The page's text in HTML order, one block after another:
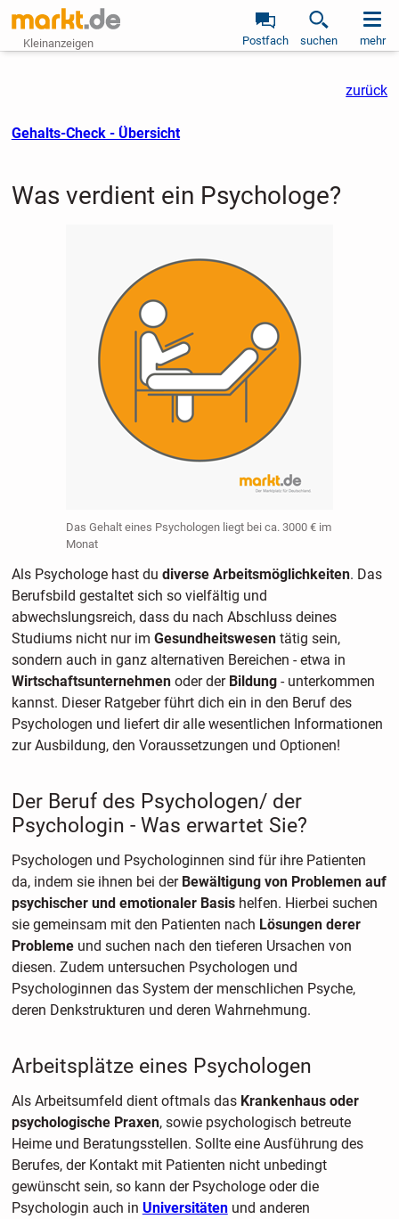
Kleinanzeigen Postfach suchen mehr
zurück
Gehalts-Check - Übersicht
Was verdient ein Psychologe?
Das Gehalt eines Psychologen liegt bei ca. 3000 € im
Monat
Als Psychologe hast du diverse Arbeitsmöglichkeiten. Das
Berufsbild gestaltet sich so vielfältig und
abwechslungsreich, dass du nach Abschluss deines
Studiums nicht nur im Gesundheitswesen tätig sein,
sondern auch in ganz alternativen Bereichen - etwa in
Wirtschaftsunternehmen oder der Bildung - unterkommen
kannst. Dieser Ratgeber führt dich ein in den Beruf des
Psychologen und liefert dir alle wesentlichen Informationen
zur Ausbildung, den Voraussetzungen und Optionen!
Der Beruf des Psychologen/ der
Psychologin - Was erwartet Sie?
Psychologen und Psychologinnen sind für ihre Patienten
da, indem sie ihnen bei der Bewältigung von Problemen auf
psychischer und emotionaler Basishelfen. Hierbei suchen
sie gemeinsam mit den Patienten nach Lösungen derer
Problemeund suchen nach den tieferen Ursachen von
diesen. Zudem untersuchen Psychologen und
Psychologinnen das System der menschlichen Psyche,
deren Denkstrukturen und deren Wahrnehmung.
Arbeitsplätze eines Psychologen
Als Arbeitsumfeld dient oftmals das Krankenhaus oder
psychologische Praxen, sowie psychologisch betreute
Heime und Beratungsstellen. Sollte eine Ausführung des
Berufes, der Kontakt mit Patienten nicht unbedingt
gewünscht sein, so kann der Psychologe oder die
Psychologin auch in Universitäten und anderen